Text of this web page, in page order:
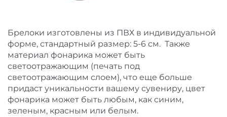
Брелоки изготовлены из ПВХ в индивидуальной
форме, стандартный размер: 5-6 см. Также
материал фонарика может быть
светоотражающим (печать под
светоотражающим слоем), что еще больше
придаст уникальности вашему сувениру, цвет
фонарика может быть любым, как синим,
зеленым, красным или белым.